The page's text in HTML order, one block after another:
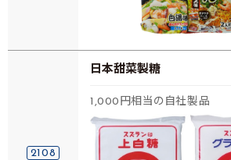
2108
日本甜菜製糖
1,000円相当の自社製品